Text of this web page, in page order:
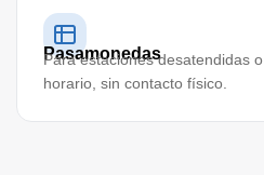
Pasamonedas
Para estaciones desatendidas
horario, sin contacto físico.